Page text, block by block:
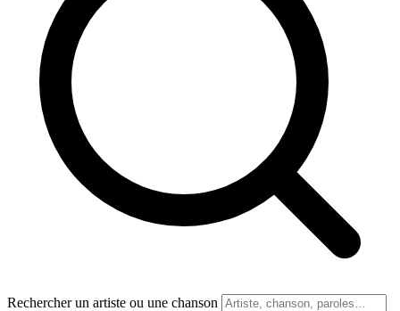
Rechercher un artiste ou une chanson